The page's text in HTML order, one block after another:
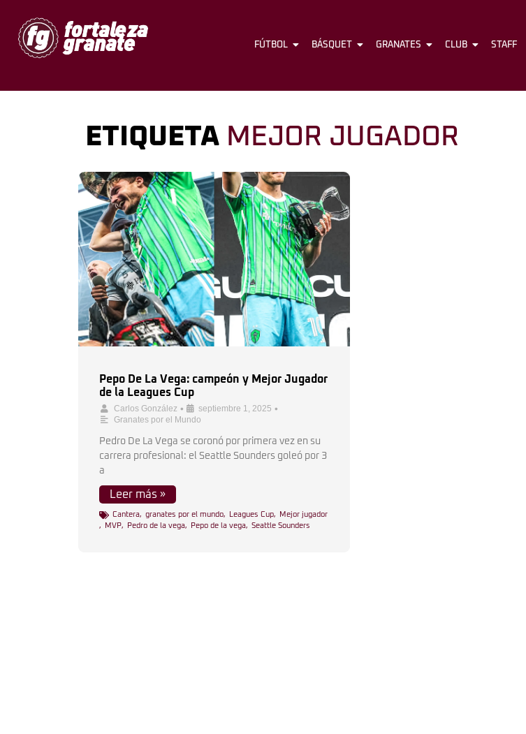
FÚTBOL BÁSQUET GRANATES
FÚTBOL BÁSQUET GRANATES CLUB STAFF
ETIQUETA MEJOR JUGADOR
Pepo De La Vega: campeón y Mejor Jugador
de la Leagues Cup
Carlos González • septiembre 1, 2025 •
Granates por el Mundo
Pedro De La Vega se coronó por primera vez en su
carrera profesional: el Seattle Sounders goleó por 3
a
Leer más »
Cantera, granates por el mundo, Leagues Cup,
Mejor jugador
,
MVP, Pedro de la vega, Pepo de la vega, Seattle Sounders